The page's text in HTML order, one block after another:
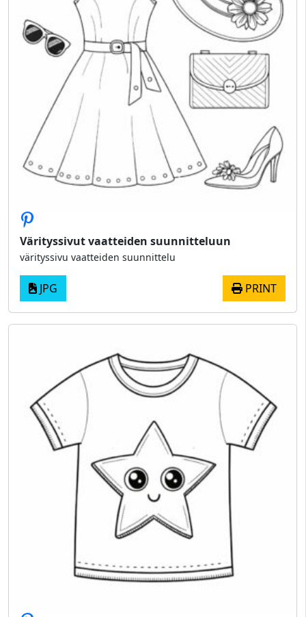
Värityssivut vaatteiden suunnitteluun
värityssivu vaatteiden suunnittelu
JPG PRINT